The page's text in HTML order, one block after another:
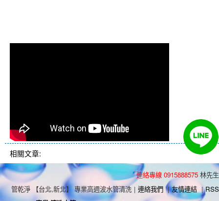
相關文章:
連絡專線 0915888575 林先生
管乾淨 【台北,新北】 專業高週波水管清洗 | 連絡我們 | 友情連結 | RSS